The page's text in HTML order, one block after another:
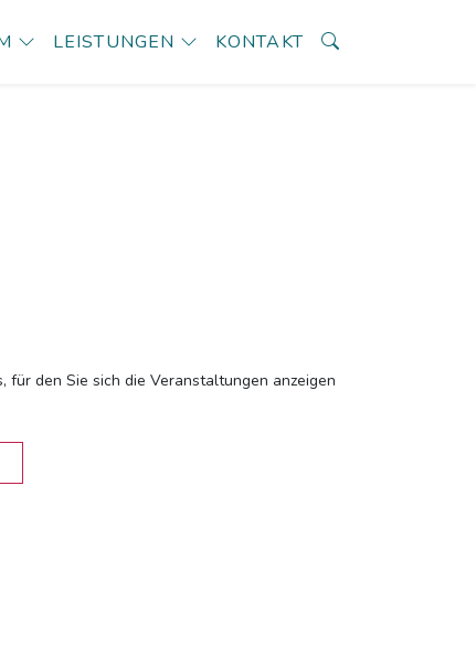
LEISTUNGEN KONTAKT
für den Sie sich die Veranstaltungen anzeigen